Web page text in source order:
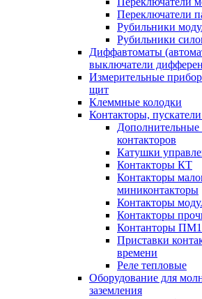
Переключатели
Рубильники
Рубильники
Диффавтоматы
выключатели
Измерительные
щит
Клеммные колодки
Контакторы,
Дополнительные
контакторов
Катушки
Контакторы КТ
Контакторы
миниконтакторы
Контакторы
Контакторы
Контанторы
Приставки
времени
Реле тепловые
Оборудование для
заземления